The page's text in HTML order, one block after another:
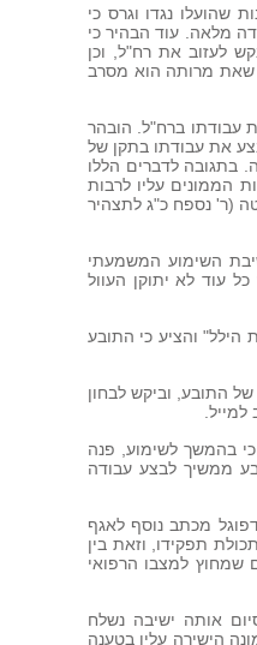
5/10 במסגרתו התייחס לטענות שהועלו נגדו וגרס כי
כי הוא ממשיך בעבודה מלאה. עוד הבהיר כי
על דו"ח נוכחות היא בקשתו לקבל הסבר לכך שביום 1/6/09 התבקש לעזוב את רח"ל, וכן
שאת מרותה הוא מסרב
ביחס לתקופת עבודתו ברח"ל. הובהר
את עבודתו בתקן של
בתגובה לדברים הללו
הממונים עליו לרבות
(ר' נספח כ"ג לתצהיר
ביום 22/6/10 הלין התובע על ישיבת השימוע המשמעתי
עוד לא יתוקן העוול
על דרך של "בית הילל" והציע כי התובע
של התובע, וביקש לבחון
בו ציין כי בהמשך לשימוע, פנה
ממשיך לבצע עבודה
יולי אוגוסט 2010 וביום 3/9/10 שלח מר ולדפוגל מכתב נוסף לאגף
תפקידו, וזאת בין
שמחוץ למצבו הרפואי
בסיום אותה ישיבה נשלח
הישירה עליו בטענה